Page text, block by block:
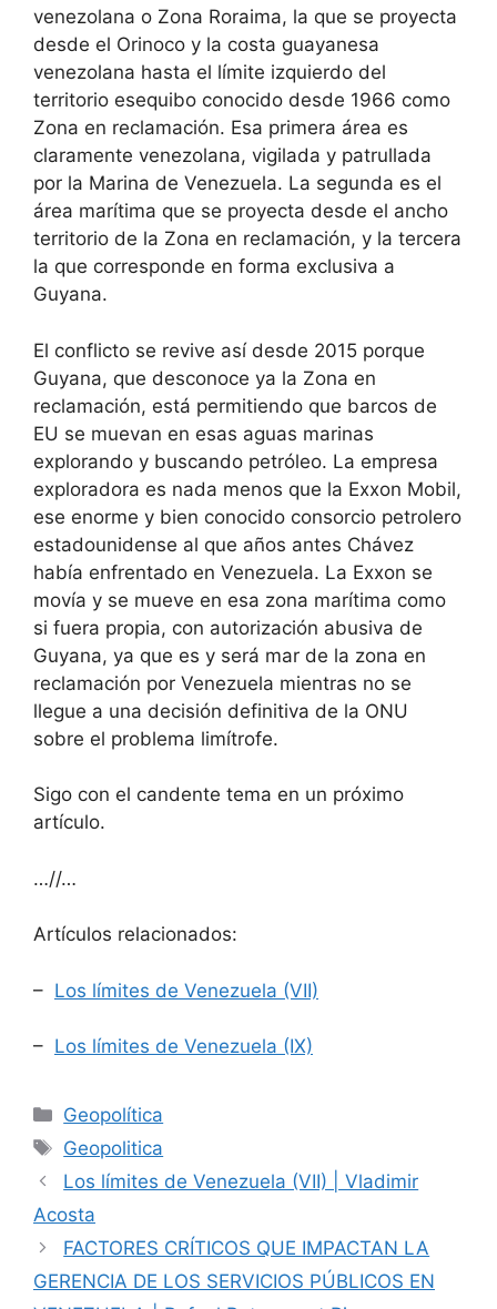
venezolana o Zona Roraima, la que se proyecta
desde el Orinoco y la costa guayanesa
venezolana hasta el límite izquierdo del
territorio esequibo conocido desde 1966 como
Zona en reclamación. Esa primera área es
claramente venezolana, vigilada y patrullada
por la Marina de Venezuela. La segunda es el
área marítima que se proyecta desde el ancho
territorio de la Zona en reclamación, y la tercera
la que corresponde en forma exclusiva a
Guyana.
El conflicto se revive así desde 2015 porque
Guyana, que desconoce ya la Zona en
reclamación, está permitiendo que barcos de
EU se muevan en esas aguas marinas
explorando y buscando petróleo. La empresa
exploradora es nada menos que la Exxon Mobil,
ese enorme y bien conocido consorcio petrolero
estadounidense al que años antes Chávez
había enfrentado en Venezuela. La Exxon se
movía y se mueve en esa zona marítima como
si fuera propia, con autorización abusiva de
Guyana, ya que es y será mar de la zona en
reclamación por Venezuela mientras no se
llegue a una decisión definitiva de la ONU
sobre el problema limítrofe.
Sigo con el candente tema en un próximo
artículo.
…//…
Artículos relacionados:
– Los límites de Venezuela (VII)
– Los límites de Venezuela (IX)
Geopolítica
Geopolitica
Los límites de Venezuela (VII) | Vladimir
Acosta
FACTORES CRÍTICOS QUE IMPACTAN LA
GERENCIA DE LOS SERVICIOS PÚBLICOS EN